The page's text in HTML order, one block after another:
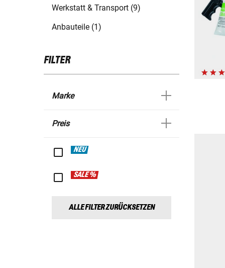
Werkstatt & Transport (9)
Anbauteile (1)
FILTER
Marke
Preis
NEU
SALE %
ALLE FILTER ZURÜCKSETZEN